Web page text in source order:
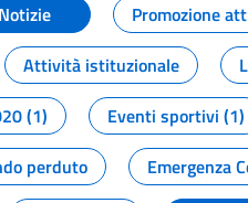
Notizie Promozione
Attività istituzionale
(1) Eventi sportivi (1)
perduto Emergenza